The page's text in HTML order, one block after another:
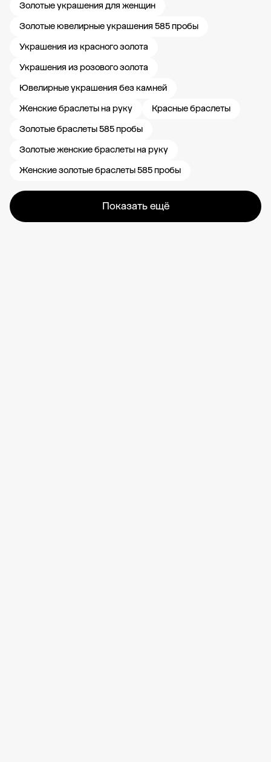
Золотые украшения для женщин
Золотые ювелирные украшения 585 пробы
Украшения из красного золота
Украшения из розового золота
Ювелирные украшения без камней
Женские браслеты на руку
Красные браслеты
Золотые браслеты 585 пробы
Золотые женские браслеты на руку
Женские золотые браслеты 585 пробы
Показать ещё